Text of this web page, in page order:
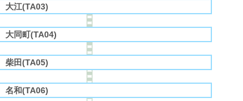
大江(TA03)
大同町(TA04)
柴田(TA05)
名和(TA06)